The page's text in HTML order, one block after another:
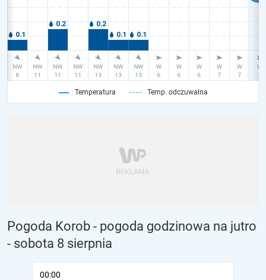
Temperatura Temp. odczuwalna
Pogoda Korob - pogoda godzinowa na jutro
- sobota 8 sierpnia
00:00